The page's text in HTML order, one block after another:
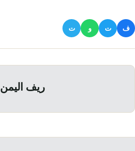
ف ت و ت
ريف اليمن